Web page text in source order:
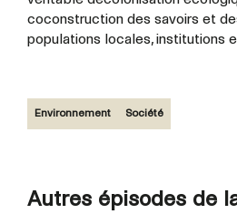
coconstruction des savoirs et
populations locales, institutions
Environnement Société
Autres épisodes de